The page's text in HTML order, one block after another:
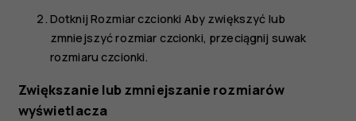
DotknijRozmiar czcionki Aby zwiększyć lub
zmniejszyć rozmiar czcionki, przeciągnij suwak
rozmiaru czcionki.
Zwiększanie lub zmniejszanie rozmiarów
wyświetlacza